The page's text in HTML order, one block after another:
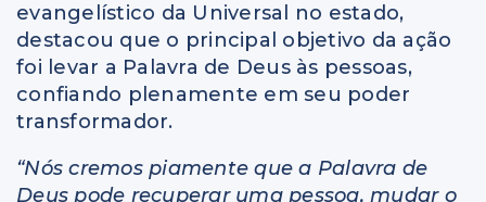
evangelístico da Universal no estado,
destacou que o principal objetivo da ação
foi levar a Palavra de Deus às pessoas,
confiando plenamente em seu poder
transformador.
“Nós cremos piamente que a Palavra de
Deus pode recuperar uma pessoa, mudar o